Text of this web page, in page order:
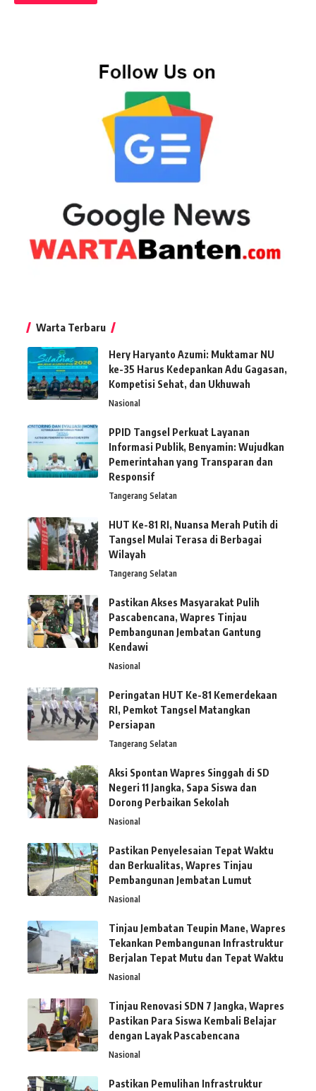
Warta Terbaru
Hery Haryanto Azumi: Muktamar NU
ke-35 Harus Kedepankan Adu Gagasan,
Kompetisi Sehat, dan Ukhuwah
Nasional
PPID Tangsel Perkuat Layanan
Informasi Publik, Benyamin: Wujudkan
Pemerintahan yang Transparan dan
Responsif
Tangerang Selatan
HUT Ke-81 RI, Nuansa Merah Putih di
Tangsel Mulai Terasa di Berbagai
Wilayah
Tangerang Selatan
Pastikan Akses Masyarakat Pulih
Pascabencana, Wapres Tinjau
Pembangunan Jembatan Gantung
Kendawi
Nasional
Peringatan HUT Ke-81 Kemerdekaan
RI, Pemkot Tangsel Matangkan
Persiapan
Tangerang Selatan
Aksi Spontan Wapres Singgah di SD
Negeri 11 Jangka, Sapa Siswa dan
Dorong Perbaikan Sekolah
Nasional
Pastikan Penyelesaian Tepat Waktu
dan Berkualitas, Wapres Tinjau
Pembangunan Jembatan Lumut
Nasional
Tinjau Jembatan Teupin Mane, Wapres
Tekankan Pembangunan Infrastruktur
Berjalan Tepat Mutu dan Tepat Waktu
Nasional
Tinjau Renovasi SDN 7 Jangka, Wapres
Pastikan Para Siswa Kembali Belajar
dengan Layak Pascabencana
Nasional
Pastikan Pemulihan Infrastruktur